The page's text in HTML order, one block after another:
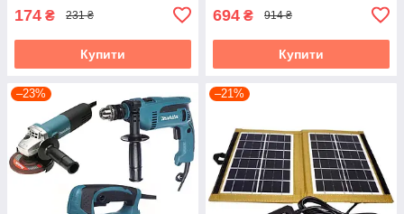
174 ₴ 231 ₴
Купити
694 ₴ 914 ₴
Купити
–23% –21%